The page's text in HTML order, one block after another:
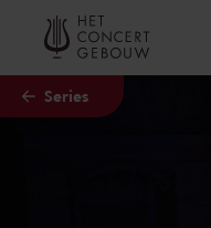
Naar hoofdcontent
Series